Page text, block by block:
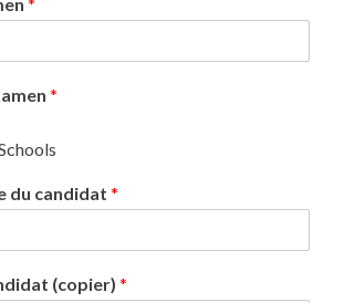
*
du candidat *
(copier) *